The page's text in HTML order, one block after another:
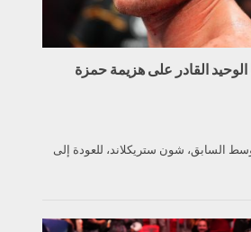
الوحيد القادر على هزيمة حمزة
السابق، شون ستريكلاند، للعودة إلى